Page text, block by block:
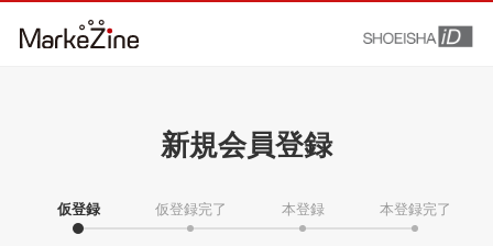
新規会員登録
仮登録 仮登録完了 本登録 本登録完了